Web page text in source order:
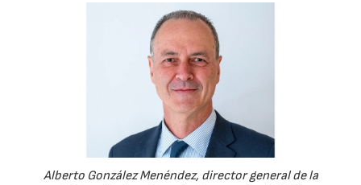
Alberto González Menéndez, director general de la